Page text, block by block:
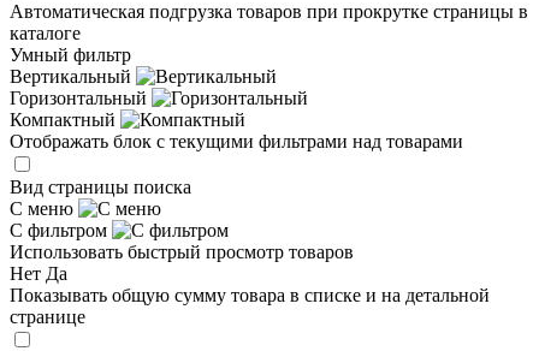
Автоматическая подгрузка товаров при прокрутке страницы в
каталоге
Умный фильтр
Вертикальный
Горизонтальный
Компактный
Отображать блок с текущими фильтрами над товарами
Вид страницы поиска
С меню
С фильтром
Использовать быстрый просмотр товаров
Нет Да
Показывать общую сумму товара в списке и на детальной
странице